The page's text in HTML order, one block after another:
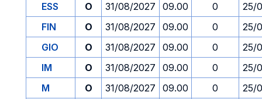
ESS
O 31/08/2027 09.00 0
25/
FIN
O 31/08/2027 09.00 0
25/
GIO
O 31/08/2027 09.00 0
25/
IM
O 31/08/2027 09.00 0
25/
M
O 31/08/2027 09.00 0
25/